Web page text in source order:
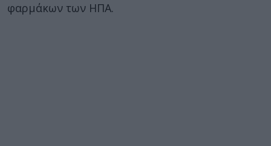
φαρμάκων των ΗΠΑ.